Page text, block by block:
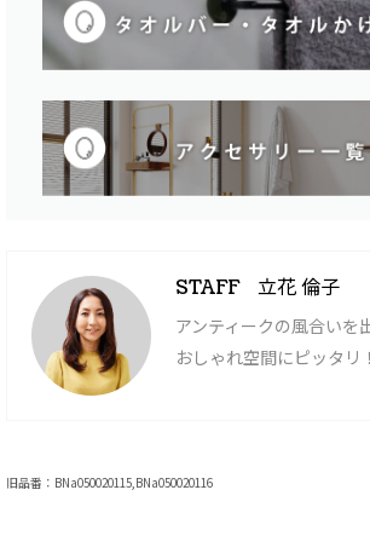
STAFF 立花 倫子
アンティークの風合いを
おしゃれ空間にピッタリ！
旧品番：BNa050020115,BNa050020116